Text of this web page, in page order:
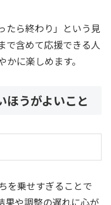
たら終わり」という見
で含めて応援できる人
に楽しめます。
ほうがよいこと
を乗せすぎることで
果や調整の遅れに心が